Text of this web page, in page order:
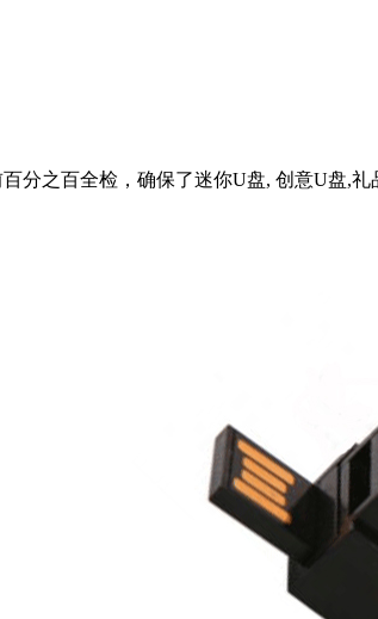
分之百全检，确保了迷你U盘, 创意U盘,